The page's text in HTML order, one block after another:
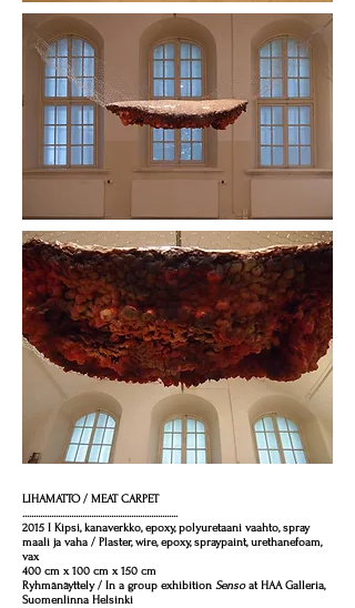
LIHAMATTO / MEAT CARPET
......................................................................
2015 I Kipsi, kanaverkko, epoxy, polyuretaani vaahto, spray
maali ja vaha / Plaster, wire, epoxy, spraypaint, urethanefoam,
vax
400 cm x 100 cm x 150 cm
Ryhmänäyttely / In a group exhibition Sensoat HAA Galleria,
Suomenlinna Helsinki